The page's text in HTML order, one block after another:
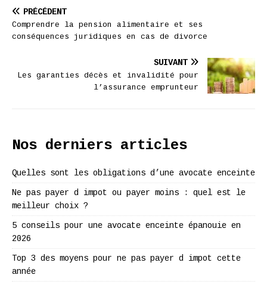
PRÉCÉDENT
Comprendre la pension alimentaire et ses
conséquences juridiques en cas de divorce
SUIVANT
Les garanties décès et invalidité pour
l’assurance emprunteur
Nos derniers articles
Quelles sont les obligations d’une avocate enceinte
Ne pas payer d impot ou payer moins : quel est le
meilleur choix ?
5 conseils pour une avocate enceinte épanouie en
2026
Top 3 des moyens pour ne pas payer d impot cette
année